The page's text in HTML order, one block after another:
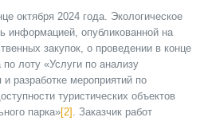
октября 2024 года. Экологическое
информацией, опубликованной на
закупок, о проведении в конце
по лоту «Услуги по анализу
разработке мероприятий по
туристических объектов
парка»[2] . Заказчик работ